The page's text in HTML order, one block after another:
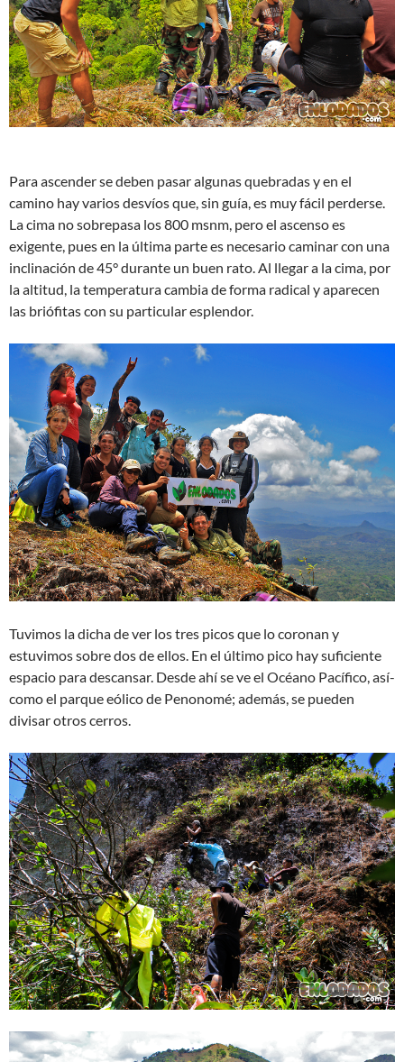
Para ascender se deben pasar algunas quebradas y en el
camino hay varios desvíos que, sin guía, es muy fácil perderse.
La cima no sobrepasa los 800 msnm, pero el ascenso es
exigente, pues en la última parte es necesario caminar con una
inclinación de 45° durante un buen rato. Al llegar a la cima, por
la altitud, la temperatura cambia de forma radical y aparecen
las briófitas con su particular esplendor.
Tuvimos la dicha de ver los tres picos que lo coronan y
estuvimos sobre dos de ellos. En el último pico hay suficiente
espacio para descansar. Desde ahí­ se ve el Océano Pacífico, así­
como el parque eólico de Penonomé; además, se pueden
divisar otros cerros.